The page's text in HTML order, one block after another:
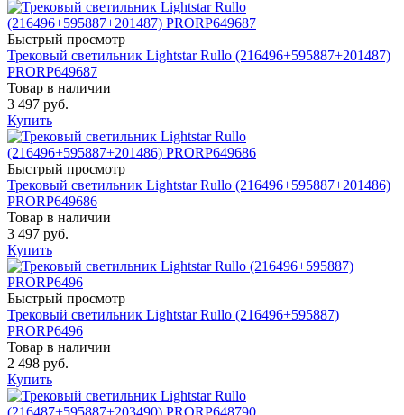
Быстрый просмотр
Трековый светильник Lightstar Rullo (216496+595887+201487)
PRORP649687
Товар в наличии
3 497 руб.
Купить
Быстрый просмотр
Трековый светильник Lightstar Rullo (216496+595887+201486)
PRORP649686
Товар в наличии
3 497 руб.
Купить
Быстрый просмотр
Трековый светильник Lightstar Rullo (216496+595887)
PRORP6496
Товар в наличии
2 498 руб.
Купить